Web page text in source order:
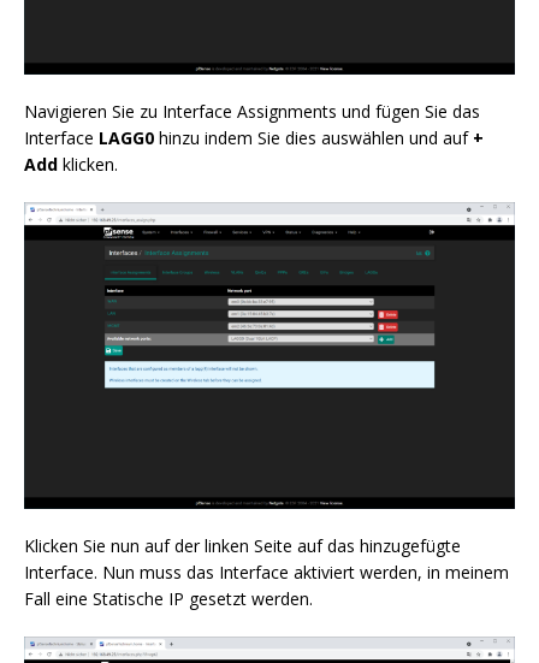
Navigieren Sie zu Interface Assignments und fügen Sie das
Interface LAGG0 hinzu indem Sie dies auswählen und auf +
Add klicken.
Klicken Sie nun auf der linken Seite auf das hinzugefügte
Interface. Nun muss das Interface aktiviert werden, in meinem
Fall eine Statische IP gesetzt werden.